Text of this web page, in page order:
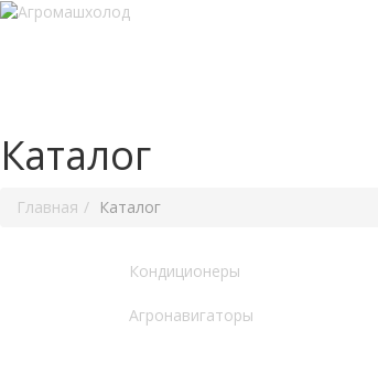
Каталог
Главная Каталог
Кондиционеры
Агронавигаторы